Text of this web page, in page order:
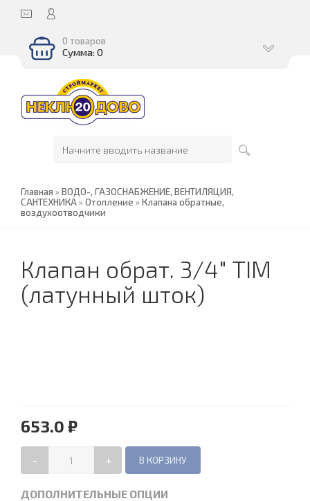
0 товаров
Сумма: 0
Главная »ВОДО-, ГАЗОСНАБЖЕНИЕ, ВЕНТИЛЯЦИЯ,
САНТЕХНИКА»Отопление »Клапана обратные,
воздухоотводчики
Клапан обрат. 3/4" TIM
(латунный шток)
653.0 ₽
- +
ДОПОЛНИТЕЛЬНЫЕ ОПЦИИ